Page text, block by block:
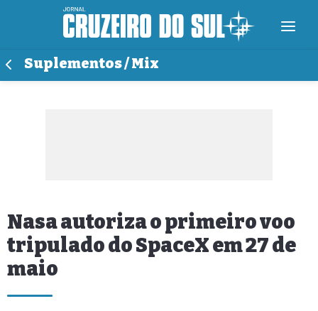
Suplementos / Mix
Nasa autoriza o primeiro voo
tripulado do SpaceX em 27 de
maio